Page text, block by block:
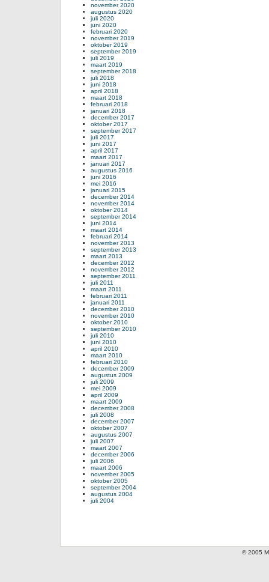
november 2020
augustus 2020
juli 2020
juni 2020
februari 2020
november 2019
oktober 2019
september 2019
juli 2019
maart 2019
september 2018
juli 2018
juni 2018
april 2018
maart 2018
februari 2018
januari 2018
december 2017
oktober 2017
september 2017
juli 2017
juni 2017
april 2017
maart 2017
januari 2017
augustus 2016
juni 2016
mei 2016
januari 2015
december 2014
november 2014
oktober 2014
september 2014
juni 2014
maart 2014
februari 2014
november 2013
september 2013
maart 2013
december 2012
november 2012
september 2011
juli 2011
maart 2011
februari 2011
januari 2011
december 2010
november 2010
oktober 2010
september 2010
juli 2010
juni 2010
april 2010
maart 2010
februari 2010
december 2009
augustus 2009
juli 2009
mei 2009
april 2009
maart 2009
december 2008
juli 2008
december 2007
oktober 2007
augustus 2007
juli 2007
maart 2007
december 2006
juli 2006
maart 2006
november 2005
oktober 2005
september 2004
augustus 2004
juli 2004
© 2005